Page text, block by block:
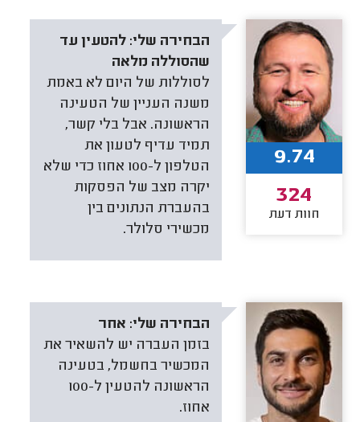
הבחירה שלי: להטעין עד
שהסוללה מלאה
לסוללות של היום לא באמת
משנה העניין של הטעינה
הראשונה. אבל בלי קשר,
תמיד עדיף לטעון את
הטלפון ל-100 אחוז כדי שלא
יקרה מצב של הפסקות
בהעברת הנתונים בין
מכשירי סלולר.
9.74
324
חוות דעת
הבחירה שלי: אחר
בזמן העברה יש להשאיר את
המכשיר בחשמל, בטעינה
הראשונה להטעין ל-100
אחוז.